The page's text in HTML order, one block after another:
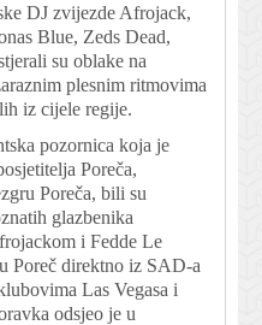
DJ zvijezde Afrojack,
Blue, Zeds Dead,
su oblake na
znim plesnim ritmovima
iz cijele regije.
pozornica koja je
Poreča,
Poreča, bili su
glazbenika
i Fedde Le
Poreč direktno iz SAD-a
Las Vegasa i
odsjeo je u